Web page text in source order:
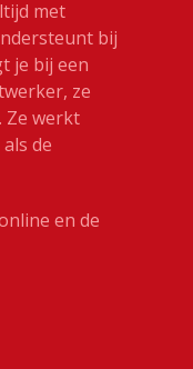
met
bij
je bij een
ze
Ze werkt
de
en de
Natuur Welzijn
the Move
en
erfgoed
&